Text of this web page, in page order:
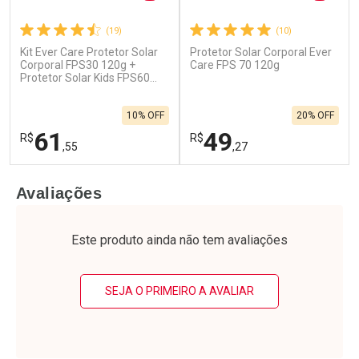
(19)
Kit Ever Care Protetor Solar
Corporal FPS30 120g +
Protetor Solar Kids FPS60
R$61 ,55
10% OFF
Laboratório
Por Menos
(10)
Protetor Solar Corporal Ever
Care FPS 70 120g
R$49,27
20% OFF
Laboratório
Por Menos
Avaliações
Este produto ainda não tem avaliações
SEJA O PRIMEIRO A AVALIAR